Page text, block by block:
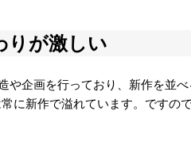
りが激しい
や企画を行っており、新作を並
に新作で溢れています。ですの